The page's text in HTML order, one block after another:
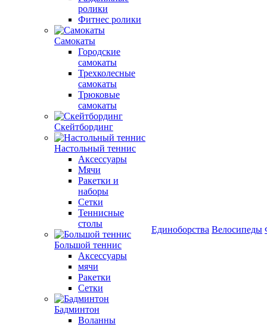
ролики
Фитнес ролики
Самокаты
Городские
самокаты
Трехколесные
самокаты
Трюковые
самокаты
Скейтбординг
Настольный теннис
Аксессуары
Мячи
Ракетки и
наборы
Сетки
Теннисные
столы
Большой теннис
Аксессуары
мячи
Ракетки
Сетки
Бадминтон
Воланны
Единоборства Велосипеды